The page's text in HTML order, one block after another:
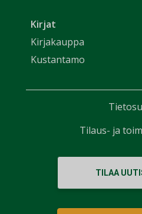
Kirjat
Kirjakauppa
Kustantamo
TILAA
Tilaus- ja